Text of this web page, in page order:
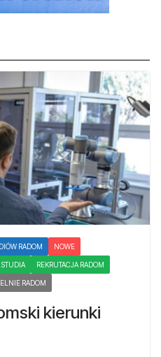
RADOM NOWE
STUDIA REKRUTACJA RADOM
RADOM
kierunki